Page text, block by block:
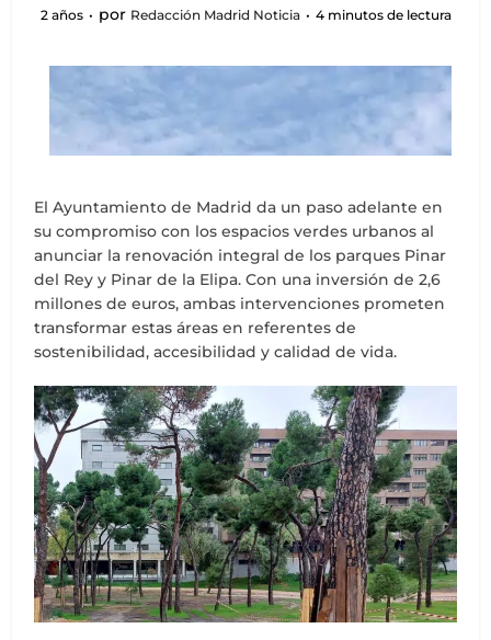
2 años por Redacción Madrid Noticia 4 minutos de lectura
El Ayuntamiento de Madrid da un paso adelante en
su compromiso con los espacios verdes urbanos al
anunciar la renovación integral de los parques Pinar
del Rey y Pinar de la Elipa. Con una inversión de 2,6
millones de euros, ambas intervenciones prometen
transformar estas áreas en referentes de
sostenibilidad, accesibilidad y calidad de vida.